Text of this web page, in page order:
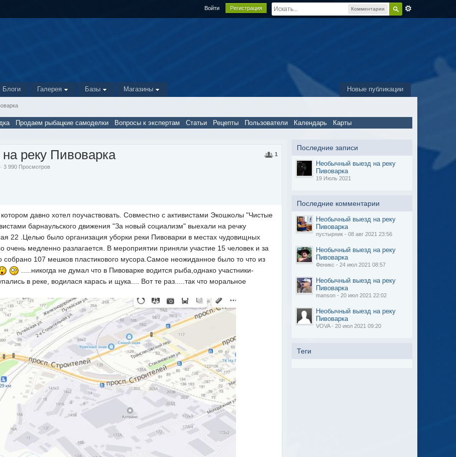
Комментарии
Войти Регистрация
Новые публикации
Блоги Галерея Базы Магазины
Продаем рыбацкие самоделки Вопросы к экспертам Статьи Рецепты Пользователи Календарь Карты
1
реку Пивоварка
3 990 Просмотров
давно хотел поучаствовать. Совместно с активистами Экошколы "Чистые
барнаульского движения "За новый социализм" выехали на речку
22 .Целью было организация уборки реки Пивоварки в местах чудовищных
очень медленно разлагается. В мероприятии приняли участие 15 человек и за
107 мешков пластикового мусора.Самое неожиданное было то что из
.....никогда не думал что в Пивоварке водится рыба,однако участники-
в реке, водилася карась и щука.... Вот те раз.....так что моральное
Последние записи
Необычный выезд на реку
Пивоварка
19 Июль 2021
Последние комментарии
Необычный выезд на реку
Пивоварка
пустырник - 08 авг 2021 23:56
Необычный выезд на реку
Пивоварка
Феникс - 24 июл 2021 08:57
Необычный выезд на реку
Пивоварка
manson - 20 июл 2021 22:02
Необычный выезд на реку
Пивоварка
VOVA - 20 июл 2021 09:20
Теги